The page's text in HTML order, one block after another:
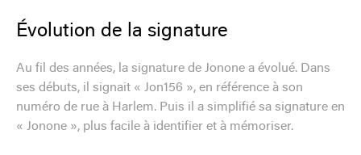
Évolution de la signature
Au fil des années, la signature de Jonone a évolué. Dans
ses débuts, il signait « Jon156 », en référence à son
numéro de rue à Harlem. Puis il a simplifié sa signature en
« Jonone », plus facile à identifier et à mémoriser.